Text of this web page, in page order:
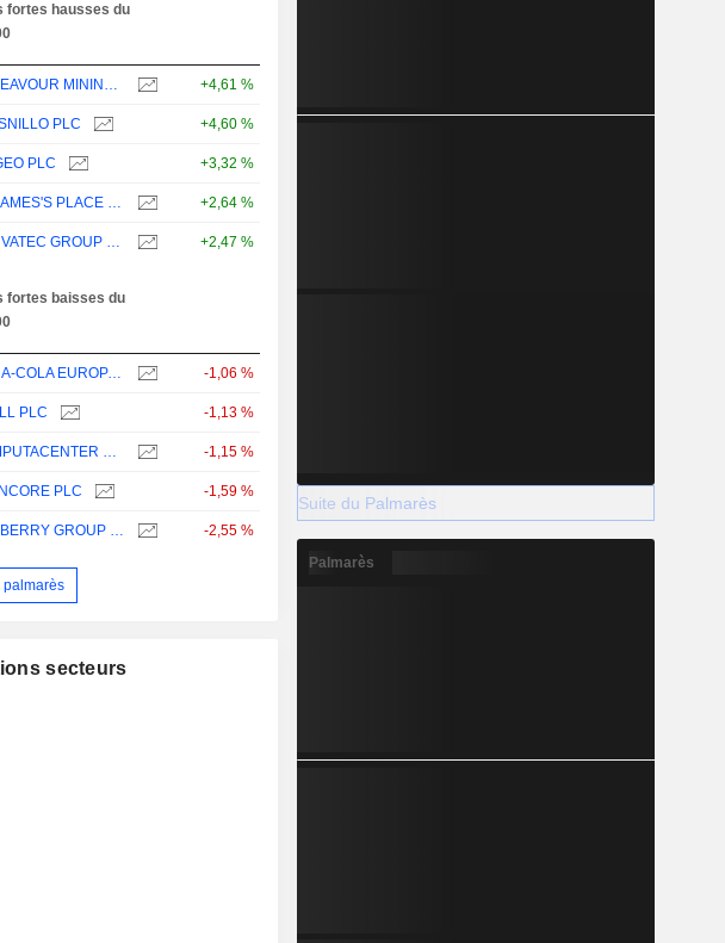
fortes hausses du
ENDEAVOUR MINING PLC +4,61 %
PLC +4,60 %
PLC +3,32 %
ST. JAMES'S PLACE PLC +2,64 %
CONVATEC GROUP PLC +2,47 %
fortes baisses du
COCA-COLA EUROPACIFIC PARTNERS PLC -1,06 %
PLC -1,13 %
COMPUTACENTER PLC -1,15 %
PLC -1,59 %
BURBERRY GROUP PLC -2,55 %
palmarès
secteurs
Suite du Palmarès
Palmarès